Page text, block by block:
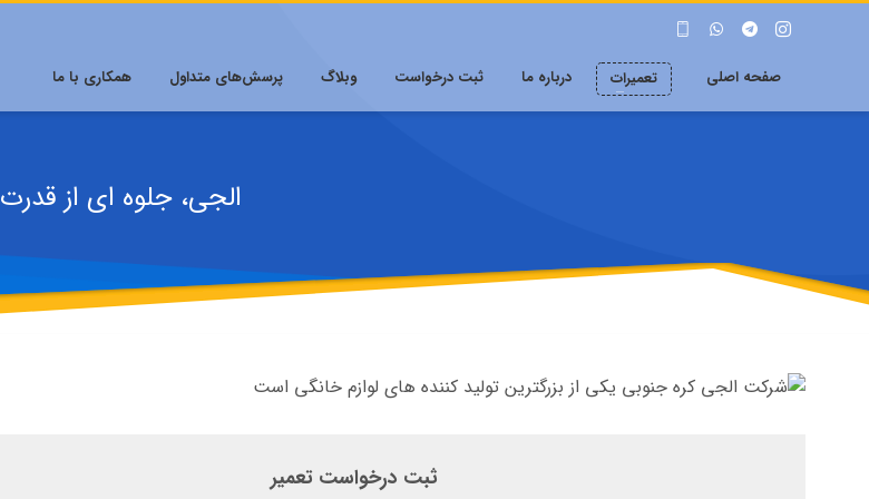
صفحه اصلی تعمیرات درباره ما ثبت درخواست وبلاگ پرسش‌های متداول همکاری با ما
الجی، جلوه ای از قدرت
ثبت درخواست تعمیر